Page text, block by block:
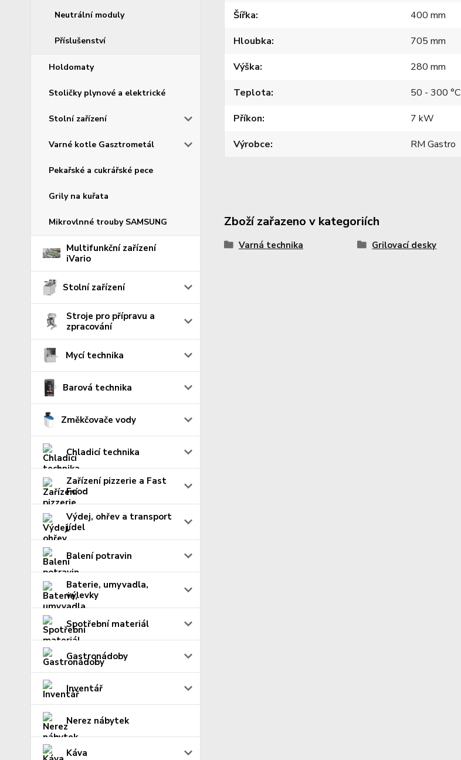
Neutrální moduly
Příslušenství
Holdomaty
Stoličky plynové a elektrické
Stolní zařízení
Varné kotle Gasztrometál
Pekařské a cukrářské pece
Grily na kuřata
Mikrovlnné trouby SAMSUNG
Multifunkční zařízení
iVario
Stolní zařízení
Stroje pro přípravu a
zpracování
Mycí technika
Barová technika
Změkčovače vody
Chladicí technika
Zařízení pizzerie a Fast
Food
Výdej, ohřev a transport
jídel
Balení potravin
Baterie, umyvadla,
výlevky
Spotřební materiál
Gastronádoby
Inventář
Nerez nábytek
Káva
Šířka
400 mm
Hloubka
705 mm
Výška
280 mm
Teplota
50 - 300 °C
Příkon
7 kW
Výrobce
RM Gastro
Zboží zařazeno v kategoriích
Varná technika Grilovací desky